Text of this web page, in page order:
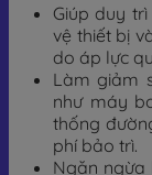
Giúp duy
vệ thiết bị
do áp lực
Làm giảm
như máy
thống
phí bảo trì.
Ngăn ngừa